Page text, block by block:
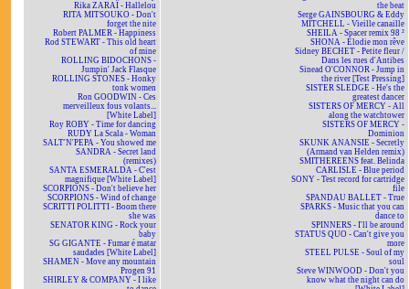
Rika ZARAÏ - Hallelou
RITA MITSOUKO - Don't
forget the nite
Robert PALMER - Happiness
Rod STEWART - This old heart
of mine
ROLLING BIDOCHONS -
Jumpin' Jack Flasque
ROLLING STONES - Honky
tonk women
Ron GOODWIN - Ces
merveilleux fous volants...
[White Label]
Roy ROBY - Time for dancing
RUDY La Scala - Woman
SALT'N'PEPA - You showed me
SANDRA - Secret land
(remixes)
SANTA ESMERALDA - C'est
magnifique [White Label]
SCORPIONS - Don't believe her
SCORPIONS - Wind of change
SCRITTI POLITTI - Boom there
she was
SENATOR KING - Rock your
baby
SG GIGANTE - Fumar é matar
saudades [White Label]
SHAMEN - Move any mountain
Progen 91
SHIRLEY & COMPANY - I like
the beat
Serge GAINSBOURG & Eddy
MITCHELL - Vieille canaille
SHEILA - Spacer remix 98 ²
SHONA - Elodie mon rêve
Sidney BECHET - Petite fleur /
Dans les rues d'Antibes
Sinead O'CONNOR - Jump in
the river [Test Pressing]
SISTER SLEDGE - He's the
greatest dancer
SISTERS OF MERCY - All
along the watchtower
SISTERS OF MERCY -
Dominion
SKUNK ANANSIE - Secretly
(Armand van Helden remix)
SMITHEREENS feat. Belinda
CARLISLE - Blue period
SONY - Test record for cartridge
file
SPANDAU BALLET - True
SPARKS - Music that you can
dance to
SPINNERS - I'll be around
STATUS QUO - Can't give you
more
STEEL PULSE - Soul of my
soul
Steve WINWOOD - Don't you
know what the night can do